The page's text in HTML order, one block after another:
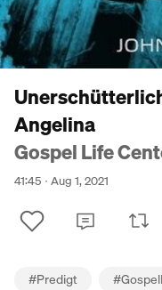
Angelina
Gospel Life
41:45 Aug 1, 2021
#Predigt #